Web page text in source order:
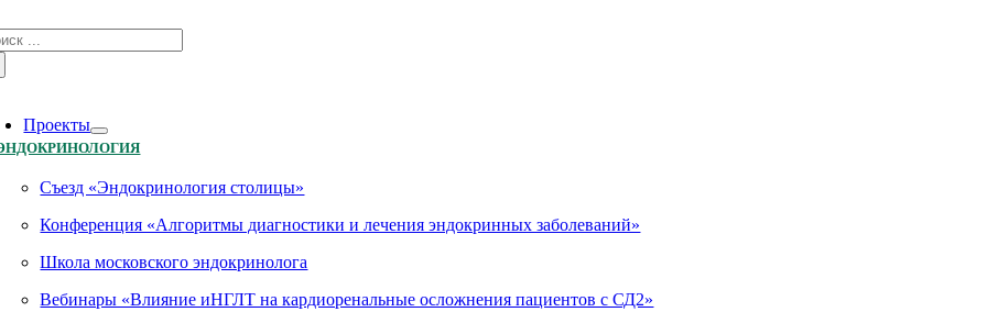
to
content
Проекты
Съезд «Эндокринология столицы»
Конференция «Алгоритмы диагностики и лечения эндокринных заболеваний»
Школа московского эндокринолога
Вебинары «Влияние иНГЛТ на кардиоренальные осложнения пациентов с СД2»